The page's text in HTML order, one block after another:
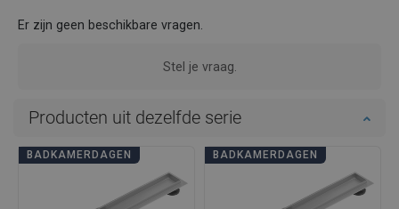
Er zijn geen beschikbare vragen.
Stel je vraag.
Producten uit dezelfde serie
BADKAMERDAGEN BADKAMERDAGEN